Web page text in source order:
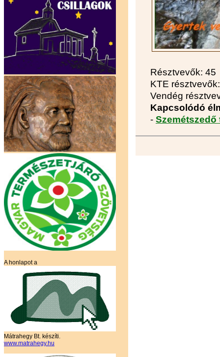
A honlapot a
Mátrahegy Bt. készíti.
www.matrahegy.hu
Résztvevők: 45
KTE
Vendég
Kapcsolódó
- Szemétszedő